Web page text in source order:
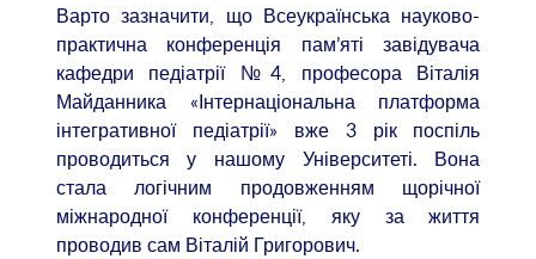
Варто зазначити, що Всеукраїнська науково-
практична конференція пам’яті завідувача
кафедри педіатрії №4, професора Віталія
Майданника «Інтернаціональна платформа
інтегративної педіатрії» вже 3 рік поспіль
проводиться у нашому Університеті. Вона
стала логічним продовженням щорічної
міжнародної конференції, яку за життя
проводив сам Віталій Григорович.